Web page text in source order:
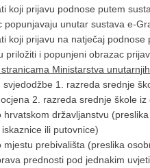
koji prijavu podnose putem
popunjavaju unutar sustava e-
koji prijavu na natječaj podnose
priložiti i popunjeni obrazac
Ministarstva
svjedodžbe 1. razreda srednje
2. razreda srednje škole iz
hrvatskom državljanstvu (preslika
ili putovnice)
mjestu prebivališta (preslika
prednosti pod jednakim